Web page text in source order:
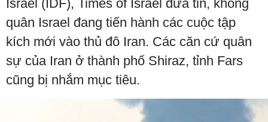
Israel (IDF), Times of Israel đưa tin, không
quân Israel đang tiến hành các cuộc tập
kích mới vào thủ đô Iran. Các căn cứ quân
sự của Iran ở thành phố Shiraz, tỉnh Fars
cũng bị nhắm mục tiêu.